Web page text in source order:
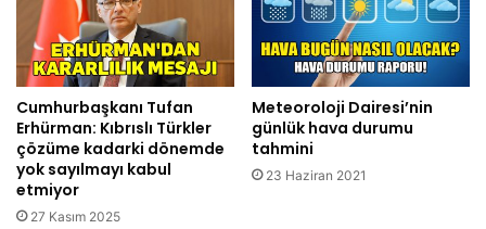
Cumhurbaşkanı Tufan
Erhürman: Kıbrıslı Türkler
çözüme kadarki dönemde
yok sayılmayı kabul
etmiyor
27 Kasım 2025
Meteoroloji Dairesi’nin
günlük hava durumu
tahmini
23 Haziran 2021